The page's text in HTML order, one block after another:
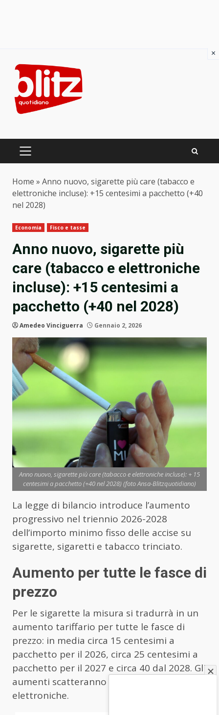
content
PRIMARY
Home » Anno nuovo, sigarette più care (tabacco e
elettroniche incluse): +15 centesimi a pacchetto (+40
nel 2028)
Economia Fisco e tasse
Anno nuovo, sigarette più
care (tabacco e elettroniche
incluse): +15 centesimi a
pacchetto (+40 nel 2028)
Amedeo Vinciguerra Gennaio 2, 2026
Anno nuovo, sigarette più care (tabacco e elettroniche incluse): + 15
centesimi a pacchetto (+40 nel 2028) (foto Ansa-Blitzquotidiano)
La legge di bilancio introduce l’aumento
progressivo nel triennio 2026-2028
dell’importo minimo fisso delle accise su
sigarette, sigaretti e tabacco trinciato.
Aumento per tutte le fasce di
prezzo
Per le sigarette la misura si tradurrà in un
aumento tariffario per tutte le fasce di
prezzo: in media circa 15 centesimi a
pacchetto per il 2026, circa 25 centesimi a
pacchetto per il 2027 e circa 40 dal 2028. Gli
aumenti scatteranno anche per le sigarette
elettroniche.
×